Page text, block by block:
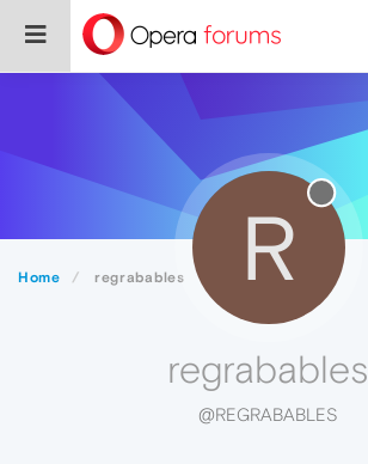
Home regrabables R
regrabables
@REGRABABLES